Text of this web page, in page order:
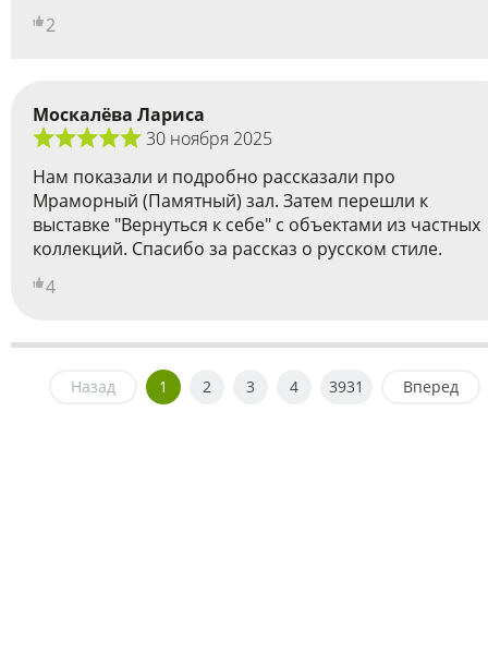
2
Москалёва Лариса
30 ноября 2025
Нам показали и подробно рассказали про
Мраморный (Памятный) зал. Затем перешли к
выставке "Вернуться к себе" с объектами из частных
коллекций. Спасибо за рассказ о русском стиле.
4
Назад 1 2 3 4 3931 Вперед